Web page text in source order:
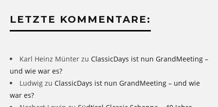
LETZTE KOMMENTARE:
Karl Heinz Münter zu ClassicDays ist nun GrandMeeting –
und wie war es?
Ludwig zu ClassicDays ist nun GrandMeeting – und wie
war es?